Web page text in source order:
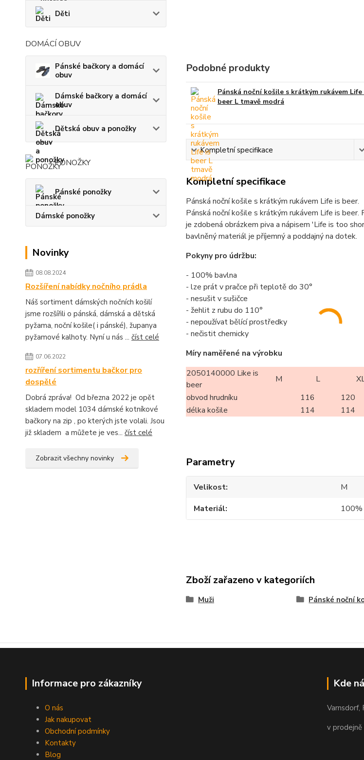
Děti
DOMÁCÍ OBUV
Pánské bačkory a domácí
obuv
Dámské bačkory a domácí
obuv
Dětská obuv a ponožky
PONOŽKY
Pánské ponožky
Dámské ponožky
Novinky
08.08.2024
Rozšíření nabídky nočního prádla
Náš sortiment dámských nočních košilí
jsme rozšířili o pánská, dámská a dětská
pyžama, noční košile( i pánské), županya
pyžamové kalhoty. Nyní u nás ... číst celé
07.06.2022
rozříření sortimentu bačkor pro
dospělé
Dobrá zpráva! Od března 2022 je opět
skladem model 1034 dámské kotníkové
bačkory na zip , po kterých jste volali. Jsou
již skladem a můžete je ves... číst celé
Zobrazit všechny novinky
Podobné produkty
Pánská noční košile s krátkým rukávem Life
beer L tmavě modrá
Kompletní specifikace
Kompletní specifikace
Pánská noční košile s krátkým rukávem Life is beer.
Pánská noční košile s krátkým rukávem Life is
je zdobená obrázkem piva a nápisem 'Life is too
bavlněný materiál je příjemný a poddajný na dotek.
Pokyny pro údržbu:
- 100% bavlna
- lze prát v pračce při teplotě do 30°
- nesušit v sušičce
- žehlit z rubu do 110°
- nepoužívat bělící prostředky
- nečistit chemicky
Míry naměřené na výrobku
2050140000 Like is
beer
M L
obvod hrudníku
116 120
délka košile
114 114
Parametry
Velikost
M
Materiál
100%
Zboží zařazeno v kategoriích
Muži Pánské noční
Informace pro zákazníky
O nás
Jak nakupovat
Obchodní podmínky
Kontakty
Blog
Kde
Varnsdorf,
v